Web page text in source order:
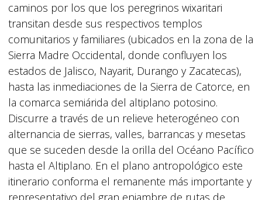
caminos por los que los peregrinos wixaritari
transitan desde sus respectivos templos
comunitarios y familiares (ubicados en la zona de la
Sierra Madre Occidental, donde confluyen los
estados de Jalisco, Nayarit, Durango y Zacatecas),
hasta las inmediaciones de la Sierra de Catorce, en
la comarca semiárida del altiplano potosino.
Discurre a través de un relieve heterogéneo con
alternancia de sierras, valles, barrancas y mesetas
que se suceden desde la orilla del Océano Pacífico
hasta el Altiplano. En el plano antropológico este
itinerario conforma el remanente más importante y
representativo del gran enjambre de rutas de